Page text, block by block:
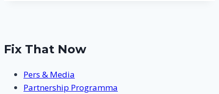
Fix That Now
Pers & Media
Partnership Programma